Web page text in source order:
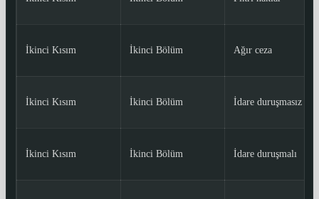
İkinci Kısım İkinci Bölüm Ağır ceza
İkinci Kısım İkinci Bölüm İdare duruşmasız
İkinci Kısım İkinci Bölüm İdare duruşmalı